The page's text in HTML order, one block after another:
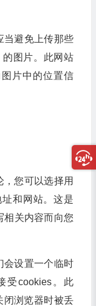
当避免上传那些
图片。此网站
片中的位置信
您可以选择用
和网站。这是
相关内容而向您
会设置一个临时
受cookies。此
闭浏览器时被丢